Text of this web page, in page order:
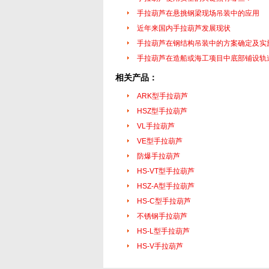
手拉葫芦在悬挑钢梁现场吊装中的应用
近年来国内手拉葫芦发展现状
手拉葫芦在钢结构吊装中的方案确定及实
手拉葫芦在造船或海工项目中底部铺设轨
相关产品：
ARK型手拉葫芦
HSZ型手拉葫芦
VL手拉葫芦
VE型手拉葫芦
防爆手拉葫芦
HS-VT型手拉葫芦
HSZ-A型手拉葫芦
HS-C型手拉葫芦
不锈钢手拉葫芦
HS-L型手拉葫芦
HS-V手拉葫芦